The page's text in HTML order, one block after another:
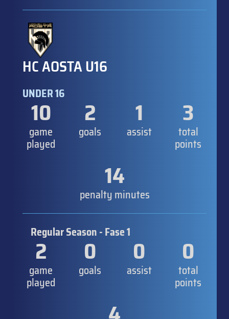
HC AOSTA U16
UNDER 16
10
game
played
2
goals
1
assist
3
total
points
14
penalty minutes
Regular Season - Fase 1
2
game
played
0
goals
0
assist
0
total
points